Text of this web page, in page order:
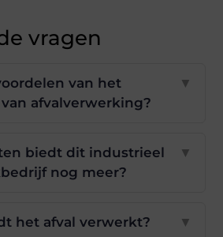
vragen
van het
afvalverwerking?
▼
biedt dit industrieel
nog meer?
▼
het afval verwerkt? ▼